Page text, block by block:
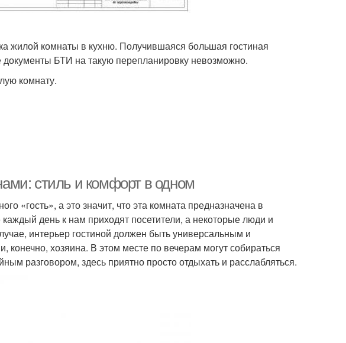
жилой комнаты в кухню. Получившаяся большая гостиная
БТИ на такую перепланировку невозможно.
комнату.
стиль и комфорт в одном
«гость», а это значит, что эта комната предназначена в
день к нам приходят посетители, а некоторые люди и
интерьер гостиной должен быть универсальным и
конечно, хозяина. В этом месте по вечерам могут собираться
разговором, здесь приятно просто отдыхать и расслабляться.